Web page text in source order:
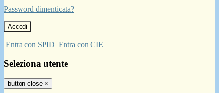
Password dimenticata?
-
Entra con SPID Entra con CIE
Seleziona utente
button close ×